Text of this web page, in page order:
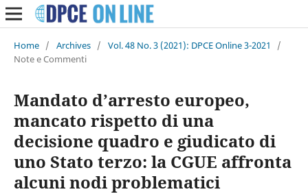
Home / Archives / Vol. 48 No. 3 (2021): DPCE Online 3-2021
/
Note e Commenti
Mandato d’arresto europeo,
mancato rispetto di una
decisione quadro e giudicato di
uno Stato terzo: la CGUE affronta
alcuni nodi problematici